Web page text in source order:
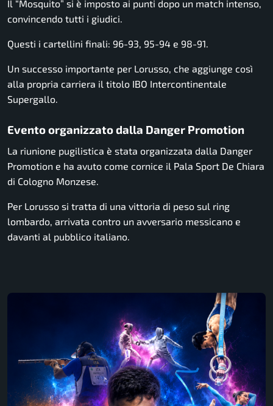
Il “Mosquito” si è imposto ai punti dopo un match intenso,
convincendo tutti i giudici.
Questi i cartellini finali: 96-93, 95-94 e 98-91.
Un successo importante per Lorusso, che aggiunge così
alla propria carriera il titolo IBO Intercontinentale
Supergallo.
Evento organizzato dalla Danger Promotion
La riunione pugilistica è stata organizzata dalla Danger
Promotion e ha avuto come cornice il Pala Sport De Chiara
di Cologno Monzese.
Per Lorusso si tratta di una vittoria di peso sul ring
lombardo, arrivata contro un avversario messicano e
davanti al pubblico italiano.